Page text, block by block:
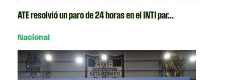
ATE resolvió un paro de 24 horas en el INTI par...
Nacional